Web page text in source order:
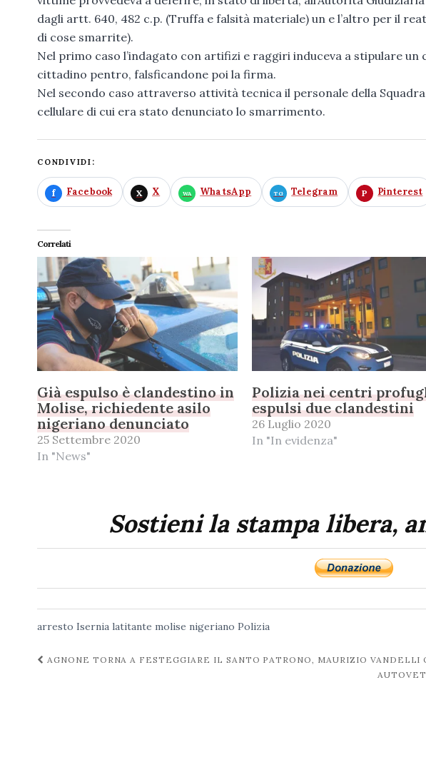
dagli artt. 640, 482 c.p. (Truffa e falsità materiale) un e l’altro per il
di cose smarrite).
Nel primo caso l’indagato con artifizi e raggiri induceva a stipulare
cittadino pentro, falsficandone poi la firma.
Nel secondo caso attraverso attività tecnica il personale della
cellulare di cui era stato denunciato lo smarrimento.
CONDIVIDI:
Facebook X WhatsApp Telegram Pinterest
Correlati
Già espulso è clandestino in
Molise, richiedente asilo
nigeriano denunciato
25 Settembre 2020
In "News"
Polizia nei centri
espulsi due clandestini
26 Luglio 2020
In "In evidenza"
Sostieni la stampa libera,
arresto Isernia latitante molise nigeriano Polizia
Navigazione
AGNONE TORNA A FESTEGGIARE IL SANTO PATRONO, MAURIZIO VANDELLI